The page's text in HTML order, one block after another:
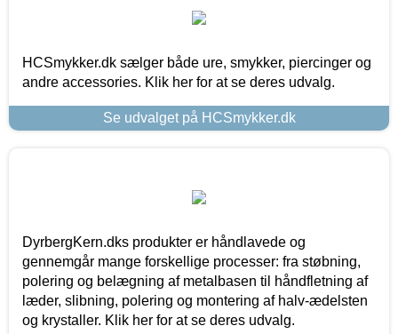
HCSmykker.dk sælger både ure, smykker, piercinger og
andre accessories. Klik her for at se deres udvalg.
Se udvalget på HCSmykker.dk
DyrbergKern.dks produkter er håndlavede og
gennemgår mange forskellige processer: fra støbning,
polering og belægning af metalbasen til håndfletning af
læder, slibning, polering og montering af halv-ædelsten
og krystaller. Klik her for at se deres udvalg.